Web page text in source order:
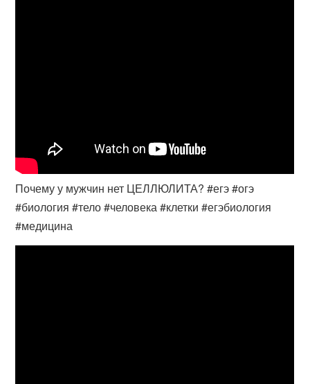
Почему у мужчин нет ЦЕЛЛЮЛИТА? #егэ #огэ
#биология #тело #человека #клетки #егэбиология
#медицина